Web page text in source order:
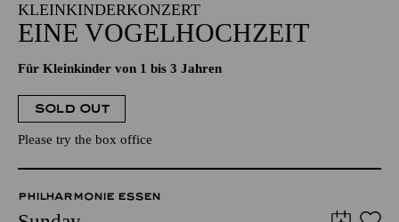
KLEINKINDERKONZERT
EINE VOGELHOCHZEIT
Für Kleinkinder von 1 bis 3 Jahren
SOLD OUT
Please try the box office
PHILHARMONIE ESSEN